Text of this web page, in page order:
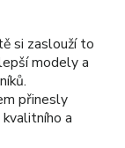
si zaslouží to
modely a
přinesly
a